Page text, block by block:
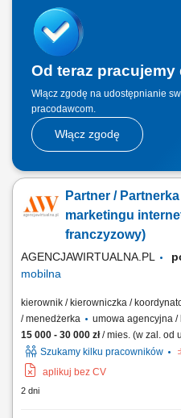
obsługa klientów biznesowych.
marketingu internetowego (strony
Media, SEO/SEM, filmy...
Od teraz pracujemy
Włącz zgodę na udostępnianie
pracodawcom.
Włącz zgodę
Partner /
marketingu
franczyzowy)
AGENCJAWIRTUALNA.PL
mobilna
kierownik / kierowniczka /
/ menedżerka
umowa agencyjna /
15 000 - 30 000 zł/ mies. (w zal. od
Szukamy kilku pracowników
aplikuj bez CV
2 dni